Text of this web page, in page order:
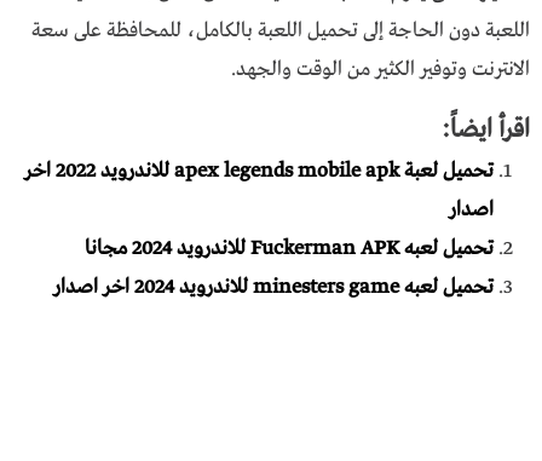
اللعبة دون الحاجة إلى تحميل اللعبة بالكامل، للمحافظة على سعة
الانترنت وتوفير الكثير من الوقت والجهد.
اقرأ ايضاً:
تحميل لعبة apex legends mobile apk للاندرويد 2022 اخر
اصدار
تحميل لعبه Fuckerman APK للاندرويد 2024 مجانا
تحميل لعبه minesters game للاندرويد 2024 اخر اصدار